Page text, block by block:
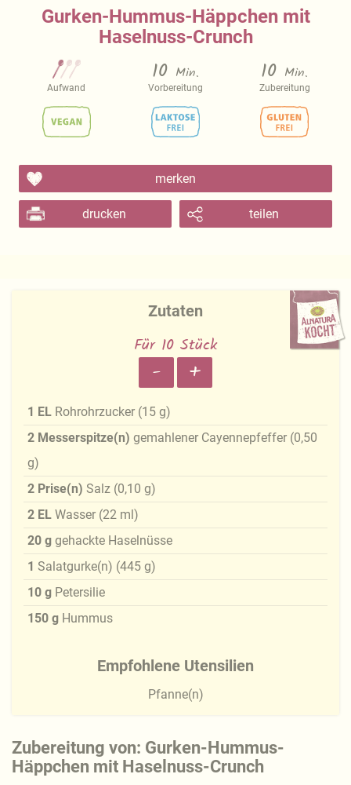
Gurken-Hummus-Häppchen mit
Haselnuss-Crunch
Aufwand
10 Min.
Vorbereitung
10 Min.
Zubereitung
merken
drucken teilen
Zubereitung von: Gurken-Hummus-
Häppchen mit Haselnuss-Crunch
Zutaten
Für 10 Stück
- +
1 EL Rohrohrzucker (15 g)
2 Messerspitze(n) gemahlener Cayennepfeffer (0,50
g)
2 Prise(n) Salz (0,10 g)
2 EL Wasser (22 ml)
20 g gehackte Haselnüsse
1 Salatgurke(n) (445 g)
10 g Petersilie
150 g Hummus
Empfohlene Utensilien
Pfanne(n)